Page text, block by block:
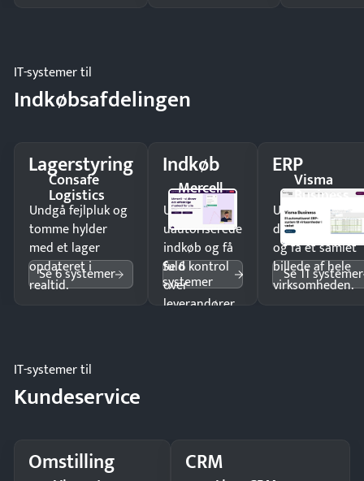
IT-systemer til
Indkøbsafdelingen
Lagerstyring
Consafe
Logistics
Undgå fejlpluk og
tomme hylder
med et lager
opdateret i
realtid.
Se 6 systemer
Indkøb
Mercell
Undgå
uautoriserede
indkøb og få
fuld kontrol
over
leverandører
Se 6
systemer
ERPVisma
Business
Undgå
og få ét samlet
billede af hele
virksomheden.
Se 11 systemer
IT-systemer til
Kundeservice
Omstilling CRM